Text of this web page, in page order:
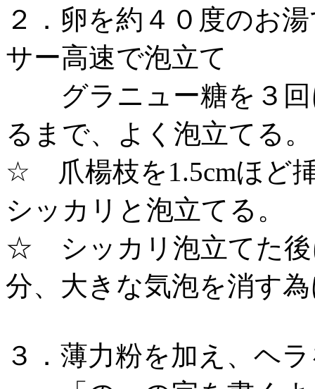
２．卵を約４０度のお
サー高速で泡立て
グラニュー糖を３回
るまで、よく泡立て
☆ 爪楊枝を1.5cmほど
シッカリと泡立てる。
☆ シッカリ泡立てた後
分、大きな気泡を消す
３．薄力粉を加え、ヘ